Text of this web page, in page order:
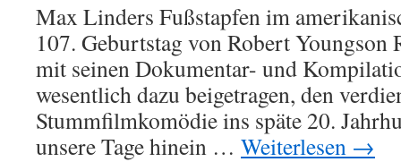
Max Linders Fußstapfen im
107. Geburtstag von Robert Youngson
mit seinen Dokumentar- und
wesentlich dazu beigetragen, den
Stummfilmkomödie ins späte 20.
unsere Tage hinein … Weiterlesen →